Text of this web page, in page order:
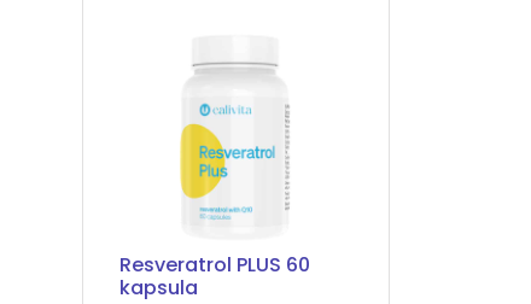
Resveratrol PLUS 60
kapsula